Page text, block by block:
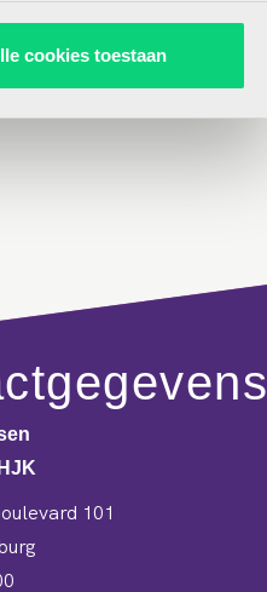
cookies toestaan
101